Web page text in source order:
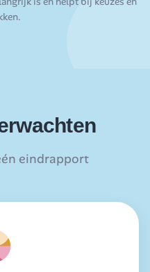
eindrapport